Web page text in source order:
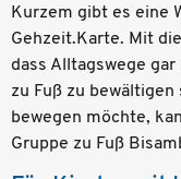
Kurzem gibt es eine
Gehzeit.Karte. Mit
dass Alltagswege
zu Fuß zu
bewegen möchte,
Gruppe zu Fuß